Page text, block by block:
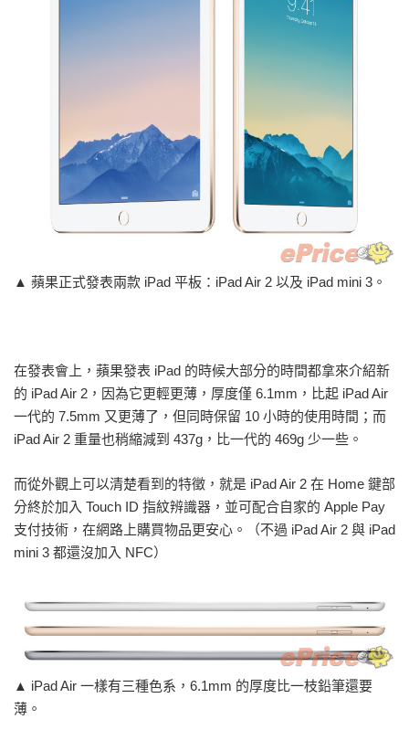
▲ 蘋果正式發表兩款 iPad 平板：iPad Air 2 以及 iPad mini 3。
在發表會上，蘋果發表 iPad 的時候大部分的時間都拿來介紹新
的 iPad Air 2，因為它更輕更薄，厚度僅 6.1mm，比起 iPad Air
一代的 7.5mm 又更薄了，但同時保留 10 小時的使用時間；而
iPad Air 2 重量也稍縮減到 437g，比一代的 469g 少一些。
而從外觀上可以清楚看到的特徵，就是 iPad Air 2 在 Home 鍵部
分終於加入 Touch ID 指紋辨識器，並可配合自家的 Apple Pay
支付技術，在網路上購買物品更安心。（不過 iPad Air 2 與 iPad
mini 3 都還沒加入 NFC）
▲ iPad Air 一樣有三種色系，6.1mm 的厚度比一枝鉛筆還要
薄。